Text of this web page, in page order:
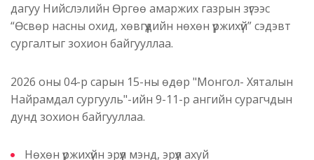
дагуу Нийслэлийн Өргөө амаржих газрын зүгээс
“Өсвөр насны охид, хөвгүүдийн нөхөн үржихүй” сэдэвт
сургалтыг зохион байгууллаа.
2026 оны 04-р сарын 15-ны өдөр "Монгол- Хяталын
Найрамдал сургууль"-ийн 9-11-р ангийн сурагчдын
дунд зохион байгууллаа.
Нөхөн үржихүйн эрүүл мэнд, эрүүл ахуй